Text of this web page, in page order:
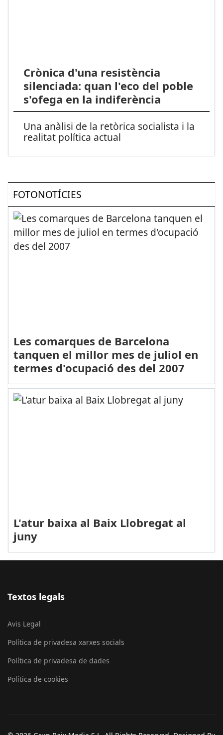
Crònica d'una resistència
silenciada: quan l'eco del poble
s'ofega en la indiferència
Una anàlisi de la retòrica socialista i la
realitat política actual
FOTONOTÍCIES
Les comarques de Barcelona
tanquen el millor mes de juliol en
termes d'ocupació des del 2007
L'atur baixa al Baix Llobregat al
juny
Textos legals
Avis Legal
Política de privadesa xarxes socials
Política de privadesa de dades
Política de cookies